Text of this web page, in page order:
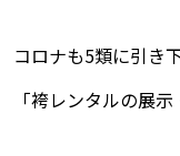
コロナも5類に引き
「袴レンタルの展